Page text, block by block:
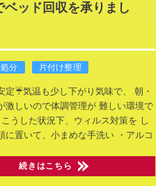
ベッド回収を承りまし
分 片付け整理
定☔気温も少し下がり気味で、
朝・
激しいので体調管理が 難しい環境で
こうした状況下、ウィルス対策を し
に置いて、小まめな手洗い ・アルコ
続きはこちら